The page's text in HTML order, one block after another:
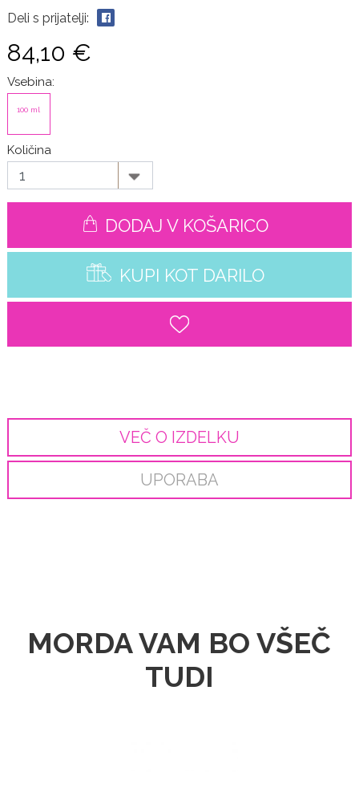
Deli s prijatelji:
84,10 €
Vsebina:
100 ml
Količina
DODAJ V KOŠARICO
KUPI KOT DARILO
VEČ O IZDELKU
UPORABA
MORDA VAM BO VŠEČ
TUDI